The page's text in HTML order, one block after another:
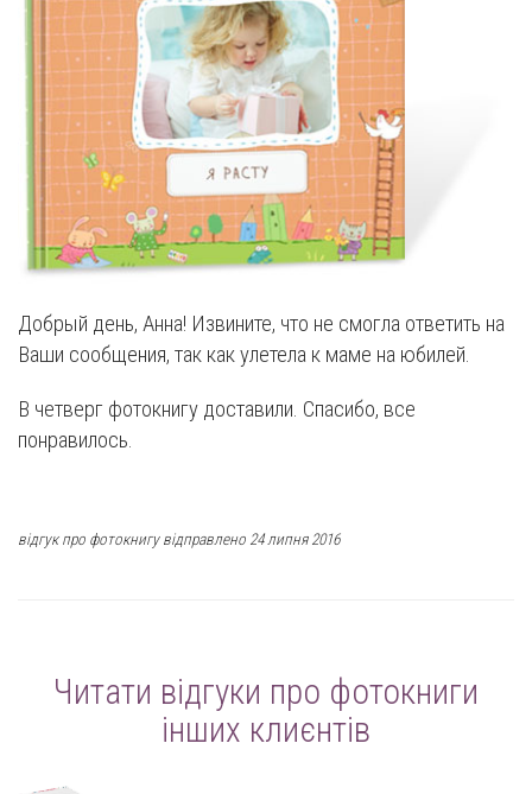
Добрый день, Анна! Извините, что не смогла ответить на
Ваши сообщения, так как улетела к маме на юбилей.
В четверг фотокнигу доставили. Спасибо, все
понравилось.
відгук про фотокнигу відправлено 24 липня 2016
Читати відгуки про фотокниги
інших клиєнтів